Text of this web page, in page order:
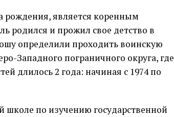
рождения, является коренным
родился и прожил свое детство в
определили проходить воинскую
Западного пограничного округа, где
длилось 2 года: начиная с 1974 по
школе по изучению государственной